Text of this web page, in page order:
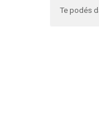
Te podés